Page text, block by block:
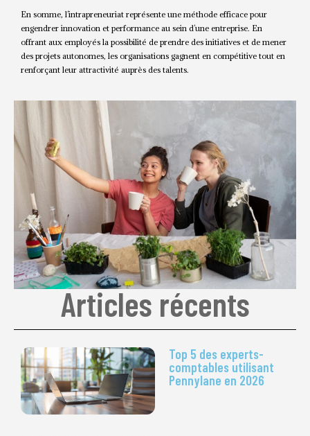
En somme, l’intrapreneuriat représente une méthode efficace pour
engendrer innovation et performance au sein d’une entreprise. En
offrant aux employés la possibilité de prendre des initiatives et de mener
des projets autonomes, les organisations gagnent en compétitive tout en
renforçant leur attractivité auprès des talents.
Articles récents
Top 5 des experts-
comptables utilisant
Pennylane en 2026